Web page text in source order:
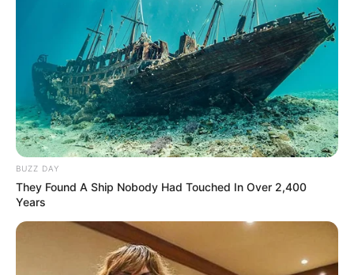
BUZZ DAY
They Found A Ship Nobody Had Touched In Over 2,400
Years